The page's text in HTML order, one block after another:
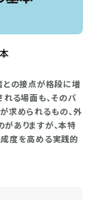
との接点が格段に増
れる場面も、そのバ
求められるもの、外
ありますが、本特
成度を高める実践的